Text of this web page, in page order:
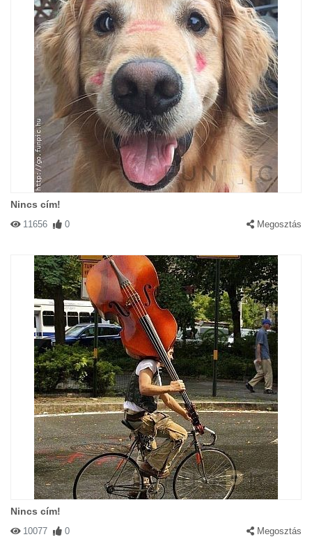
Nincs cím!
11656 0 Megosztás
Nincs cím!
10077 0 Megosztás